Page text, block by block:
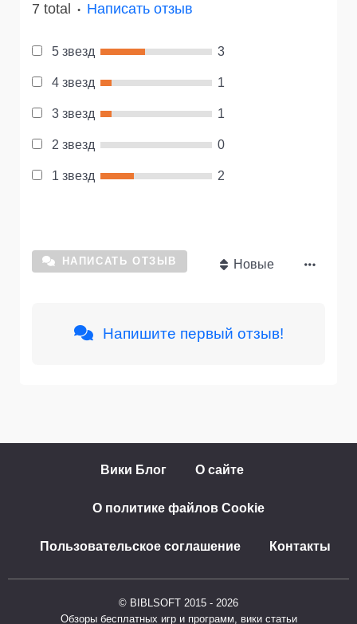
7 total ● Написать отзыв
5 звезд 3
4 звезд 1
3 звезд 1
2 звезд 0
1 звезд 2
НАПИСАТЬ ОТЗЫВ Новые
Напишите первый отзыв!
Вики Блог О сайте
О политике файлов Cookie
Пользовательское соглашение Контакты
© BIBLSOFT 2015 - 2026
Обзоры бесплатных игр и программ, вики статьи